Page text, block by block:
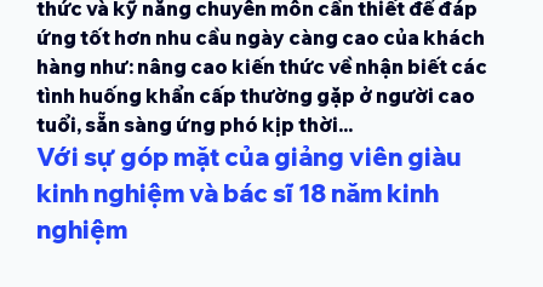
thức và kỹ năng chuyên môn cần thiết để đáp
ứng tốt hơn nhu cầu ngày càng cao của khách
hàng như: nâng cao kiến thức về nhận biết các
tình huống khẩn cấp thường gặp ở người cao
tuổi, sẵn sàng ứng phó kịp thời...
Với sự góp mặt của giảng viên giàu
kinh nghiệm và bác sĩ 18 năm kinh
nghiệm